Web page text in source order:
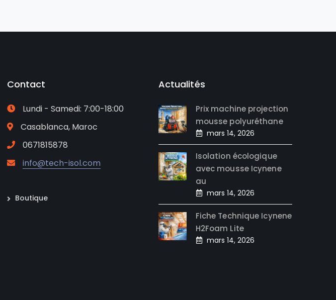
Contact
Lundi - Samedi: 7:00-18:00
Casablanca, Maroc
0671815878
info@tech-isol.com
Boutique
Actualités
Prix machine projection
mousse polyuréthane
mars 14, 2026
Isolation écologique
avec mousse Icynene
au
mars 14, 2026
Fiche Technique Icynene
H2Foam Lite
mars 14, 2026